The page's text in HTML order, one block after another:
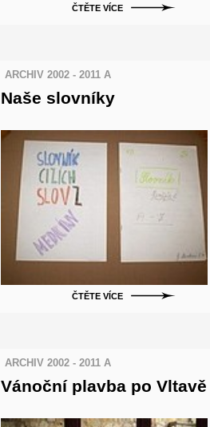
ČTĚTE VÍCE
ARCHIV 2002 - 2011 A
Naše slovníky
ČTĚTE VÍCE
ARCHIV 2002 - 2011 A
Vánoční plavba po Vltavě